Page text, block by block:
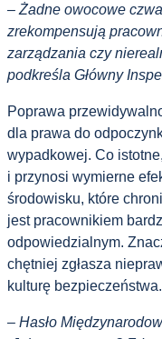
– Żadne owocowe
zrekompensują
zarządzania czy
podkreśla Główny
Poprawa
dla prawa do
wypadkowej. Co
i przynosi wymierne
środowisku, które
jest pracownikiem
odpowiedzialnym.
chętniej zgłasza
kulturę bezpieczeństwa.
– Hasło